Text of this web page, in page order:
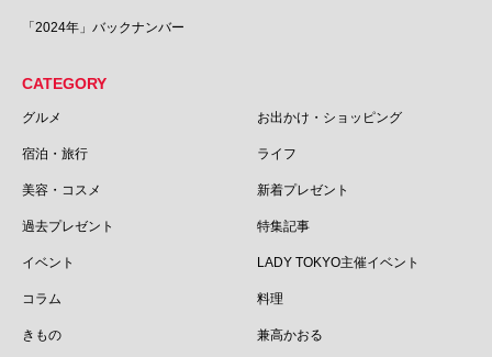
「2024年」バックナンバー
CATEGORY
グルメ お出かけ・ショッピング
宿泊・旅行 ライフ
美容・コスメ 新着プレゼント
過去プレゼント 特集記事
イベント LADY TOKYO主催イベント
コラム 料理
きもの 兼高かおる